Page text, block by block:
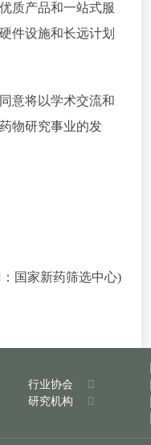
质产品和一站式服
件设施和长远计划
将以学术交流和
物研究事业的发
国家新药筛选中心)
行业协会
研究机构